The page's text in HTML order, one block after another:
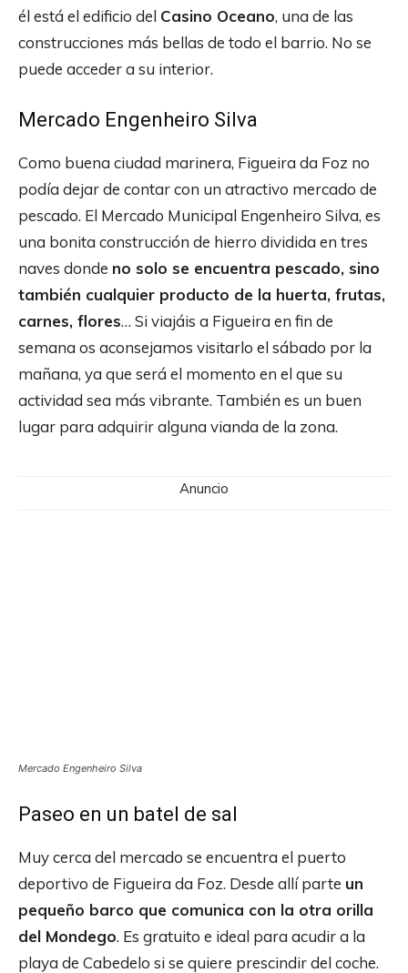
él está el edificio del Casino Oceano, una de las
construcciones más bellas de todo el barrio. No se
puede acceder a su interior.
Mercado Engenheiro Silva
Como buena ciudad marinera, Figueira da Foz no
podía dejar de contar con un atractivo mercado de
pescado. El Mercado Municipal Engenheiro Silva, es
una bonita construcción de hierro dividida en tres
naves donde no solo se encuentra pescado, sino
también cualquier producto de la huerta, frutas,
carnes, flores… Si viajáis a Figueira en fin de
semana os aconsejamos visitarlo el sábado por la
mañana, ya que será el momento en el que su
actividad sea más vibrante. También es un buen
lugar para adquirir alguna vianda de la zona.
Anuncio
Mercado Engenheiro Silva
Paseo en un batel de sal
Muy cerca del mercado se encuentra el puerto
deportivo de Figueira da Foz. Desde allí parte un
pequeño barco que comunica con la otra orilla
del Mondego. Es gratuito e ideal para acudir a la
playa de Cabedelo si se quiere prescindir del coche.